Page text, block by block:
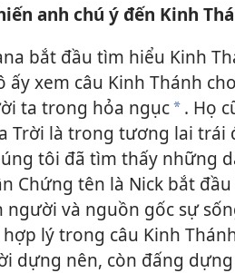
anh chú ý đến Kinh
bắt đầu tìm hiểu Kinh
ấy xem câu Kinh Thánh
ta trong hỏa ngục* . Họ
Trời là trong tương lai trái
tôi đã tìm thấy những
Chứng tên là Nick bắt
người và nguồn gốc sự
lý trong câu Kinh
dựng nên, còn đấng